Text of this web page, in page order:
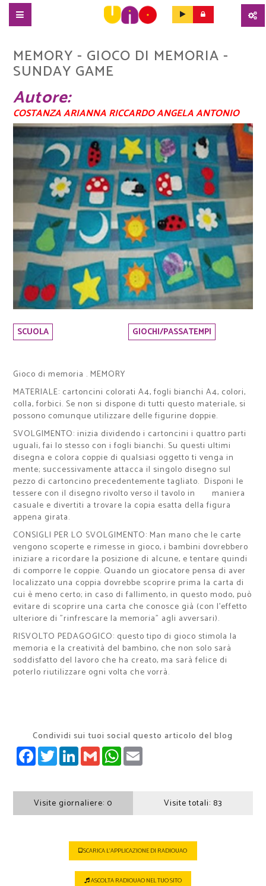
CONTENUTO
PRINCIPALE
MEMORY - GIOCO DI MEMORIA -
SUNDAY GAME
Autore
COSTANZA ARIANNA RICCARDO ANGELA ANTONIO
SCUOLA GIOCHI/PASSATEMPI
Gioco di memoria . MEMORY
MATERIALE: cartoncini colorati A4, fogli bianchi A4, colori,
colla, forbici. Se non si dispone di tutti questo materiale, si
possono comunque utilizzare delle figurine doppie.
SVOLGIMENTO: inizia dividendo i cartoncini i quattro parti
uguali, fai lo stesso con i fogli bianchi. Su questi ultimi
disegna e colora coppie di qualsiasi oggetto ti venga in
mente; successivamente attacca il singolo disegno sul
pezzo di cartoncino precedentemente tagliato. Disponi le
tessere con il disegno rivolto verso il tavolo in maniera
casuale e divertiti a trovare la copia esatta della figura
appena girata.
CONSIGLI PER LO SVOLGIMENTO:Man mano che le carte
vengono scoperte e rimesse in gioco, ibambini dovrebbero
iniziare a ricordare la posizione di alcune, e tentare quindi
di comporre le coppie. Quando un giocatore pensa di aver
localizzato una coppia dovrebbe scoprire prima la carta di
cui è meno certo; in caso di fallimento, in questo modo, può
evitare di scoprire una carta che conosce già (con l'effetto
ulteriore di "rinfrescare la memoria" agli avversari).
RISVOLTO PEDAGOGICO: questo tipo di gioco stimola la
memoria e la creatività del bambino, che non solo sarà
soddisfatto del lavoro che ha creato, ma sarà felice di
poterlo riutilizzare ogni volta che vorrà.
Condividi sui tuoi social questo articolo del blog
FACEBOOK
TWITTERLINKEDIN
GMAILWHATSAPP
Visite giornaliere: 0 Visite totali: 83
SCARICA L'APPLICAZIONE DI RADIOUAO
ASCOLTA RADIOUAO NEL TUO SITO